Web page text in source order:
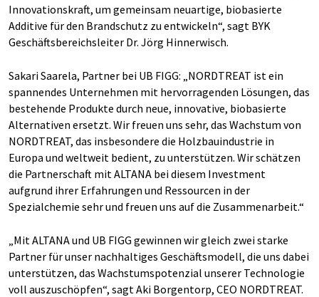
Innovationskraft, um gemeinsam neuartige, biobasierte
Additive für den Brandschutz zu entwickeln“, sagt BYK
Geschäftsbereichsleiter Dr. Jörg Hinnerwisch.
Sakari Saarela, Partner bei UB FIGG: „NORDTREAT ist ein
spannendes Unternehmen mit hervorragenden Lösungen, das
bestehende Produkte durch neue, innovative, biobasierte
Alternativen ersetzt. Wir freuen uns sehr, das Wachstum von
NORDTREAT, das insbesondere die Holzbauindustrie in
Europa und weltweit bedient, zu unterstützen. Wir schätzen
die Partnerschaft mit ALTANA bei diesem Investment
aufgrund ihrer Erfahrungen und Ressourcen in der
Spezialchemie sehr und freuen uns auf die Zusammenarbeit.“
„Mit ALTANA und UB FIGG gewinnen wir gleich zwei starke
Partner für unser nachhaltiges Geschäftsmodell, die uns dabei
unterstützen, das Wachstumspotenzial unserer Technologie
voll auszuschöpfen“, sagt Aki Borgentorp, CEO NORDTREAT.